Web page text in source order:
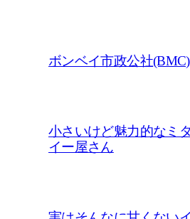
ボンベイ市政公社(BMC)
小さいけど魅力的なミ
イー屋さん